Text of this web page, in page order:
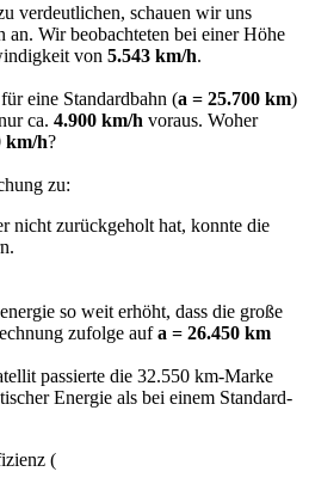
verdeutlichen, schauen wir uns
an. Wir beobachteten bei einer Höhe
von 5.543 km/h.
eine Standardbahn (a = 25.700 km)
ca. 4.900 km/h voraus. Woher
km/h?
zu:
nicht zurückgeholt hat, konnte die
so weit erhöht, dass die große
zufolge aufa = 26.450 km
passierte die 32.550 km-Marke
Energie als bei einem Standard-
(